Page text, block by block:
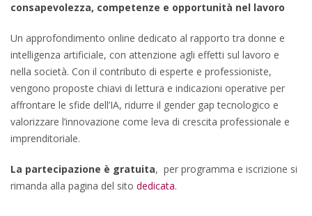
consapevolezza, competenze e opportunità nel lavoro
Un approfondimento online dedicato al rapporto tra donne e
intelligenza artificiale, con attenzione agli effetti sul lavoro e
nella società. Con il contributo di esperte e professioniste,
vengono proposte chiavi di lettura e indicazioni operative per
affrontare le sfide dell’IA, ridurre il gender gap tecnologico e
valorizzare l’innovazione come leva di crescita professionale e
imprenditoriale.
La partecipazione è gratuita, per programma e iscrizione si
rimanda alla pagina del sito dedicata.